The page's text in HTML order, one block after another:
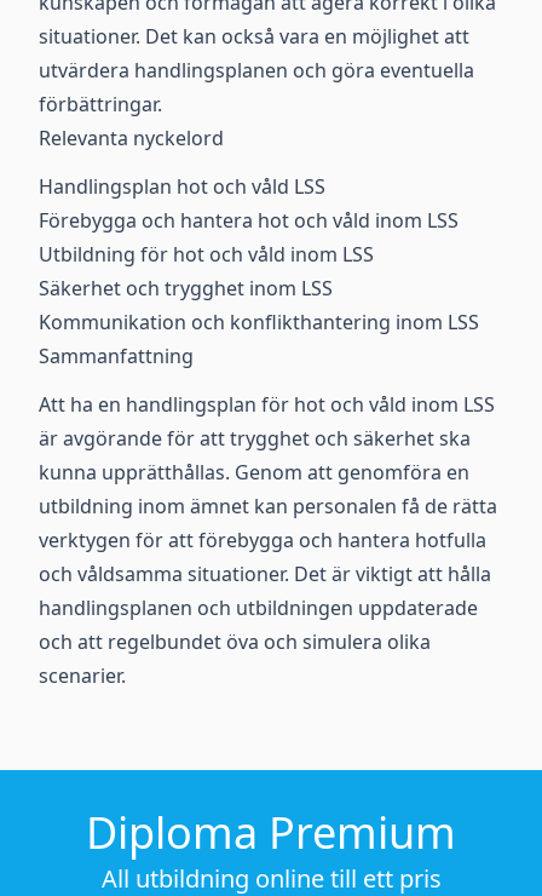
situationer. Det kan också vara en möjlighet att
utvärdera handlingsplanen och göra eventuella
förbättringar.
Relevanta nyckelord
Handlingsplan hot och våld LSS
Förebygga och hantera hot och våld inom LSS
Utbildning för hot och våld inom LSS
Säkerhet och trygghet inom LSS
Kommunikation och konflikthantering inom LSS
Sammanfattning
Att ha en handlingsplan för hot och våld inom LSS
är avgörande för att trygghet och säkerhet ska
kunna upprätthållas. Genom att genomföra en
utbildning inom ämnet kan personalen få de rätta
verktygen för att förebygga och hantera hotfulla
och våldsamma situationer. Det är viktigt att hålla
handlingsplanen och utbildningen uppdaterade
och att regelbundet öva och simulera olika
scenarier.
Diploma Premium
All utbildning online till ett pris